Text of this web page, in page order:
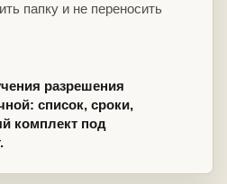
папку и не переносить
разрешения
список, сроки,
комплект под